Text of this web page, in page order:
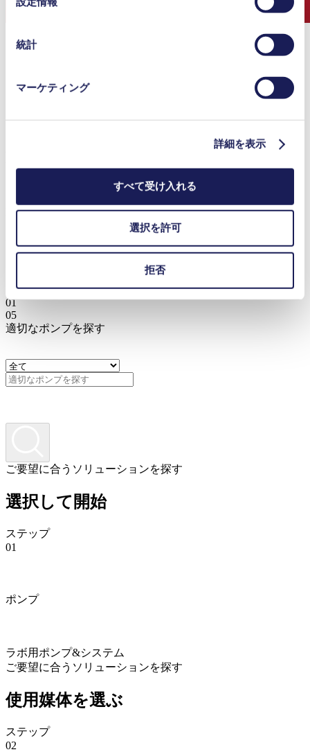
つでも取り消すことができます。
保存期間の詳細については、当社の[プライバシーポリシ
統計
マーケティング
詳細を表示
すべて受け入れる
選択を許可
拒否
窓を開発したnu glass
通信周波数を透過させるガラス加工で知られるスイスのスタ
ートアップ企業が、KNFと緊密に連携して革新的技術を開
もっと見る
01
05
適切なポンプを探す
ご要望に合うソリューションを探す
選択して開始
ステップ
01
ポンプ
ラボ用ポンプ&システム
ご要望に合うソリューションを探す
使用媒体を選ぶ
ステップ
02